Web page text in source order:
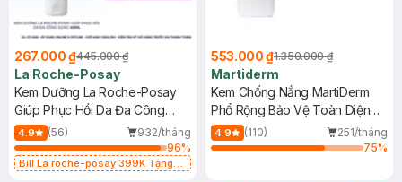
267.000 ₫445.000 ₫
La Roche-Posay
Kem Dưỡng La Roche-Posay
Giúp Phục Hồi Da Đa Công
Dụng 40ml
4.9 (56)
932/tháng
96%
Bill La roche-posay 399K Tặng
553.000 ₫1.350.000 ₫
Martiderm
Kem Chống Nắng MartiDerm
Phổ Rộng Bảo Vệ Toàn Diện
40ml
4.9 (110)
251/tháng
75%